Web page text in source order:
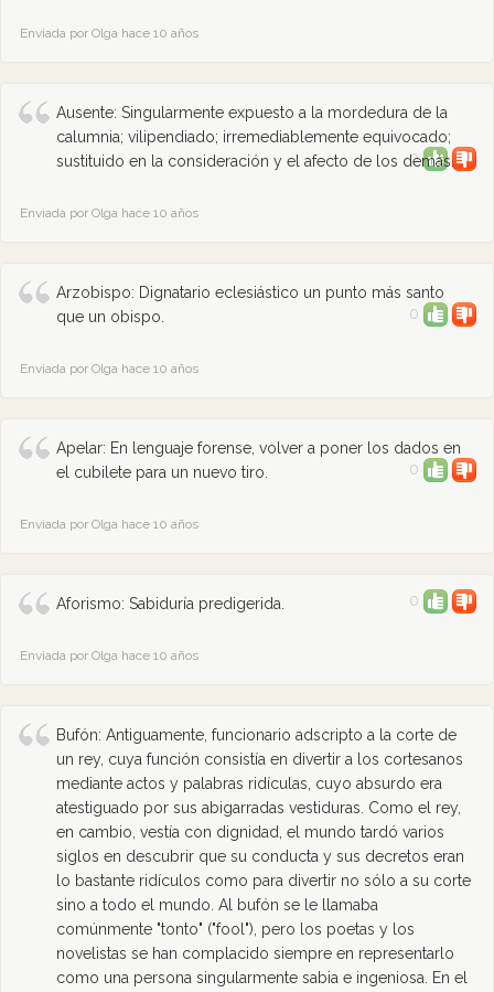
Enviada por Olga hace 10 años
Ausente: Singularmente expuesto a la mordedura de la
calumnia; vilipendiado; irremediablemente equivocado;
sustituido en la consideración y el afecto de los demás.
0
Enviada por Olga hace 10 años
Arzobispo: Dignatario eclesiástico un punto más santo
que un obispo.
0
Enviada por Olga hace 10 años
Apelar: En lenguaje forense, volver a poner los dados en
el cubilete para un nuevo tiro.
0
Enviada por Olga hace 10 años
Aforismo: Sabiduría predigerida. 0
Enviada por Olga hace 10 años
Bufón: Antiguamente, funcionario adscripto a la corte de
un rey, cuya función consistía en divertir a los cortesanos
mediante actos y palabras ridículas, cuyo absurdo era
atestiguado por sus abigarradas vestiduras. Como el rey,
en cambio, vestía con dignidad, el mundo tardó varios
siglos en descubrir que su conducta y sus decretos eran
lo bastante ridículos como para divertir no sólo a su corte
sino a todo el mundo. Al bufón se le llamaba
comúnmente "tonto" ("fool"), pero los poetas y los
novelistas se han complacido siempre en representarlo
como una persona singularmente sabia e ingeniosa. En el